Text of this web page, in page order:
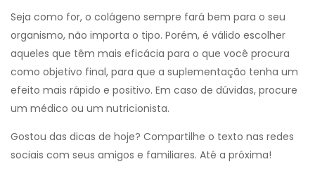
Seja como for, o colágeno sempre fará bem para o seu
organismo, não importa o tipo. Porém, é válido escolher
aqueles que têm mais eficácia para o que você procura
como objetivo final, para que a suplementação tenha um
efeito mais rápido e positivo. Em caso de dúvidas, procure
um médico ou um nutricionista.
Gostou das dicas de hoje? Compartilhe o texto nas redes
sociais com seus amigos e familiares. Até a próxima!